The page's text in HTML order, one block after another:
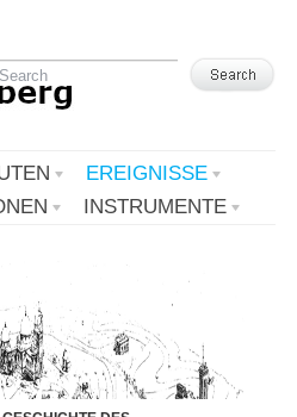
EREIGNISSE
INSTRUMENTE